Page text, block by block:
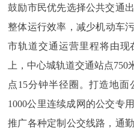
鼓励市民优先选择公共交通
整体运行效率，减少机动车
市轨道交通运营里程将由现
上，中心城轨道交通站点
点15分钟半径圈。打造地
1000公里连续成网的公交专
推广各种定制公交线路，通